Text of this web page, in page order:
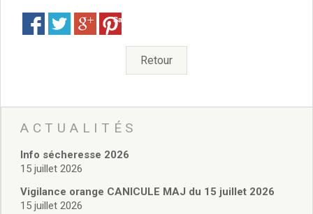
Arrêtés du Maire
Services municipaux
Pour venir nous voir
administratives
Services Techniques
Affaires Scolaires
Vie associative
Police Municipale/règlementation
Cimetière/réglementation funéraire
Save
Retour
ACTUALITÉS
Info sécheresse 2026
15 juillet 2026
Vigilance orange CANICULE MAJ du 15 juillet 2026
15 juillet 2026